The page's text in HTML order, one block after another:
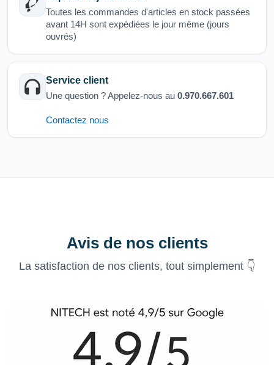
Toutes les commandes d'articles en stock passées
avant 14H sont expédiées le jour même (jours
ouvrés)
Service client
Une question ? Appelez-nous au 0.970.667.601
Contactez nous
Avis de nos clients
La satisfaction de nos clients, tout simplement 👇